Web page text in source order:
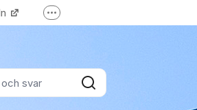
Sök
Fler supportlänkar